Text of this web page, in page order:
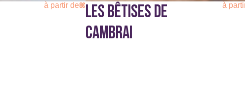
à partir de8€LES BÊTISES DE
CAMBRAI
à